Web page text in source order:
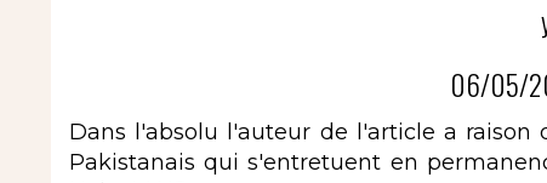
06/05/
Dans l'absolu l'auteur de l'article a raison
Pakistanais qui s'entretuent en